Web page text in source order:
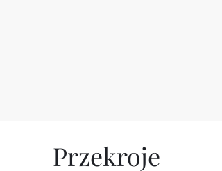
Przekroje